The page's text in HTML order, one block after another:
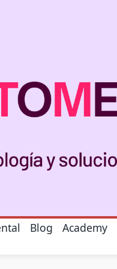
Blog Academy